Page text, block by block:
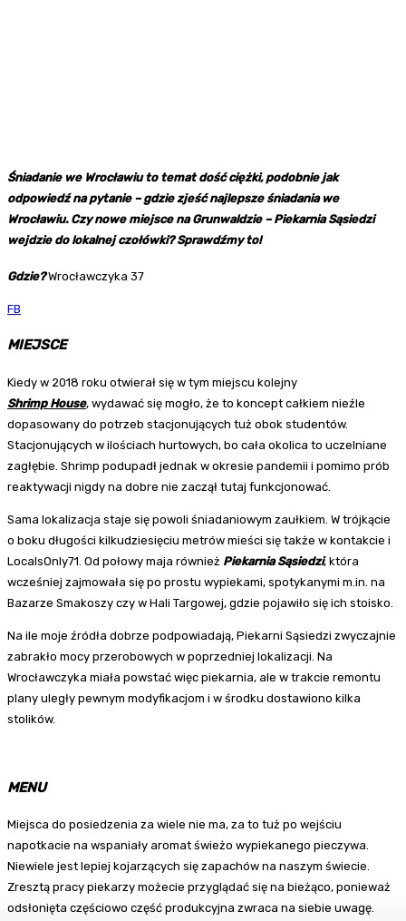
Śniadanie we Wrocławiu to temat dość ciężki, podobnie jak
odpowiedź na pytanie – gdzie zjeść najlepsze śniadania we
Wrocławiu. Czy nowe miejsce na Grunwaldzie – Piekarnia Sąsiedzi
wejdzie do lokalnej czołówki? Sprawdźmy to!
Gdzie?Wrocławczyka 37
FB
MIEJSCE
Kiedy w 2018 roku otwierał się w tym miejscu kolejny
Shrimp House, wydawać się mogło, że to koncept całkiem nieźle
dopasowany do potrzeb stacjonujących tuż obok studentów.
Stacjonujących w ilościach hurtowych, bo cała okolica to uczelniane
zagłębie. Shrimp podupadł jednak w okresie pandemii i pomimo prób
reaktywacji nigdy na dobre nie zaczął tutaj funkcjonować.
Sama lokalizacja staje się powoli śniadaniowym zaułkiem. W trójkącie
o boku długości kilkudziesięciu metrów mieści się także w kontakcie i
LocalsOnly71. Od połowy maja również Piekarnia Sąsiedzi, która
wcześniej zajmowała się po prostu wypiekami, spotykanymi m.in. na
Bazarze Smakoszy czy w Hali Targowej, gdzie pojawiło się ich stoisko.
Na ile moje źródła dobrze podpowiadają, Piekarni Sąsiedzi zwyczajnie
zabrakło mocy przerobowych w poprzedniej lokalizacji. Na
Wrocławczyka miała powstać więc piekarnia, ale w trakcie remontu
plany uległy pewnym modyfikacjom i w środku dostawiono kilka
stolików.
MENU
Miejsca do posiedzenia za wiele nie ma, za to tuż po wejściu
napotkacie na wspaniały aromat świeżo wypiekanego pieczywa.
Niewiele jest lepiej kojarzących się zapachów na naszym świecie.
Zresztą pracy piekarzy możecie przyglądać się na bieżąco, ponieważ
odsłonięta częściowo część produkcyjna zwraca na siebie uwagę.